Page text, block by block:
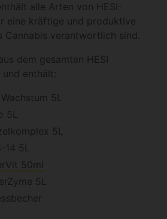
alle Arten von HESI-
eine kräftige und produktive
Cannabis verantwortlich sind.
dem gesamten HESI
enthält:
5L
5L
5L
14 5L
50ml
5L